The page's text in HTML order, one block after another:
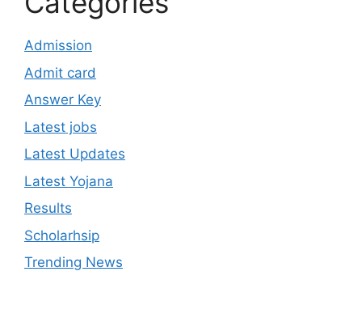
Admission
Admit card
Answer Key
Latest jobs
Latest Updates
Latest Yojana
Results
Scholarhsip
Trending News